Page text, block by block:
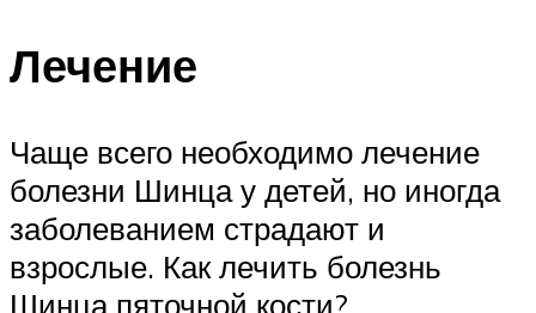
Лечение
Чаще всего необходимо лечение
болезни Шинца у детей, но иногда
заболеванием страдают и
взрослые. Как лечить болезнь
Шинца пяточной кости?